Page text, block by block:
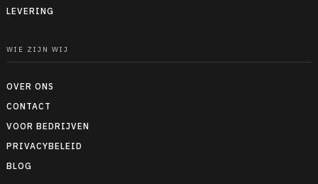
LEVERING
WIE ZIJN WIJ
OVER ONS
CONTACT
VOOR BEDRIJVEN
PRIVACYBELEID
BLOG